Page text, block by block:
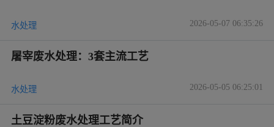
水处理 2026-05-07 06:35:26
屠宰废水处理：3套主流工艺
水处理 2026-05-05 06:25:01
土豆淀粉废水处理工艺简介